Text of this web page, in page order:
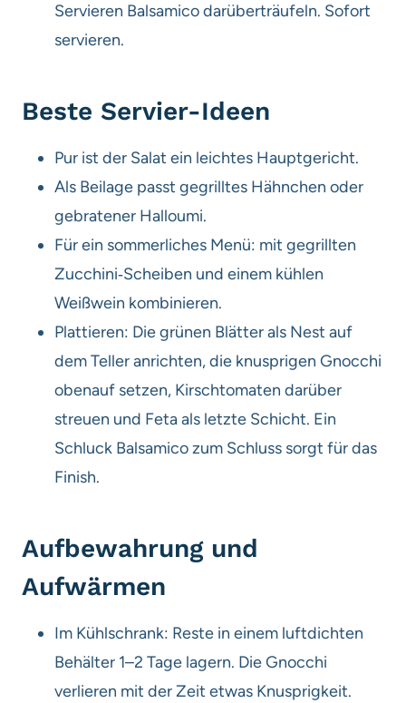
Servieren Balsamico darüberträufeln. Sofort
servieren.
Beste Servier-Ideen
Pur ist der Salat ein leichtes Hauptgericht.
Als Beilage passt gegrilltes Hähnchen oder
gebratener Halloumi.
Für ein sommerliches Menü: mit gegrillten
Zucchini‑Scheiben und einem kühlen
Weißwein kombinieren.
Plattieren: Die grünen Blätter als Nest auf
dem Teller anrichten, die knusprigen Gnocchi
obenauf setzen, Kirschtomaten darüber
streuen und Feta als letzte Schicht. Ein
Schluck Balsamico zum Schluss sorgt für das
Finish.
Aufbewahrung und
Aufwärmen
Im Kühlschrank: Reste in einem luftdichten
Behälter 1–2 Tage lagern. Die Gnocchi
verlieren mit der Zeit etwas Knusprigkeit.